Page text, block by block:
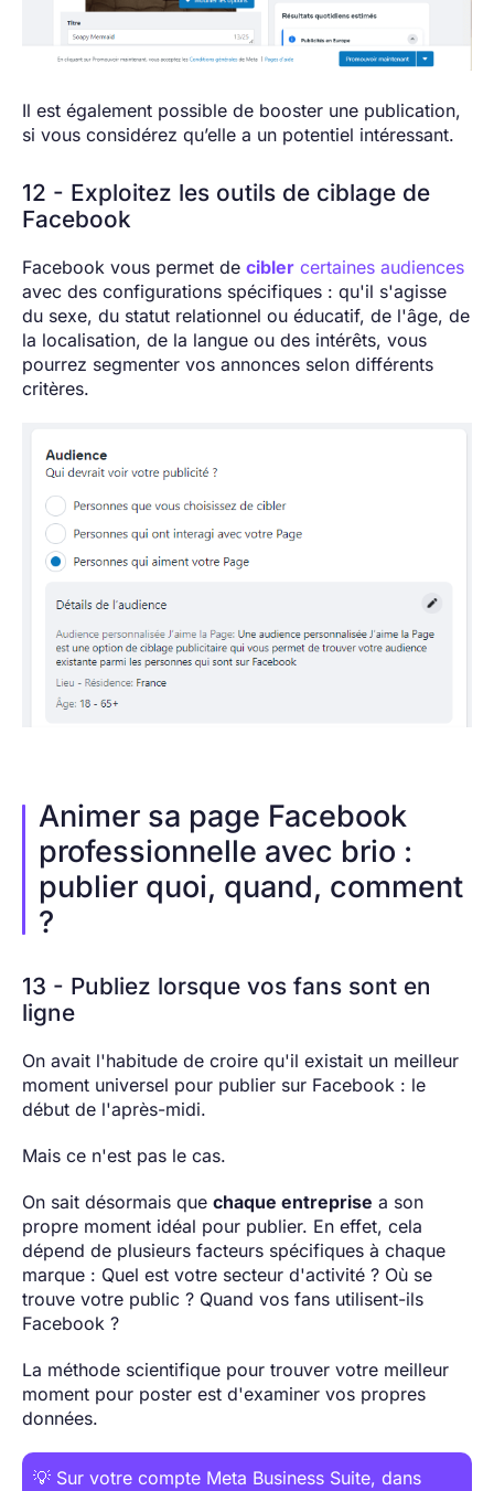
Il est également possible de booster une publication,
si vous considérez qu’elle a un potentiel intéressant.
12 - Exploitez les outils de ciblage de
Facebook
Facebook vous permet de cibler certaines audiences
avec des configurations spécifiques : qu'il s'agisse
du sexe, du statut relationnel ou éducatif, de l'âge, de
la localisation, de la langue ou des intérêts, vous
pourrez segmenter vos annonces selon différents
critères.
Animer sa page Facebook
professionnelle avec brio :
publier quoi, quand, comment
?
13 - Publiez lorsque vos fans sont en
ligne
On avait l'habitude de croire qu'il existait un meilleur
moment universel pour publier sur Facebook : le
début de l'après-midi.
Mais ce n'est pas le cas.
On sait désormais que chaque entreprise a son
propre moment idéal pour publier. En effet, cela
dépend de plusieurs facteurs spécifiques à chaque
marque : Quel est votre secteur d'activité ? Où se
trouve votre public ? Quand vos fans utilisent-ils
Facebook ?
La méthode scientifique pour trouver votre meilleur
moment pour poster est d'examiner vos propres
données.
💡 Sur votre compte Meta Business Suite, dans